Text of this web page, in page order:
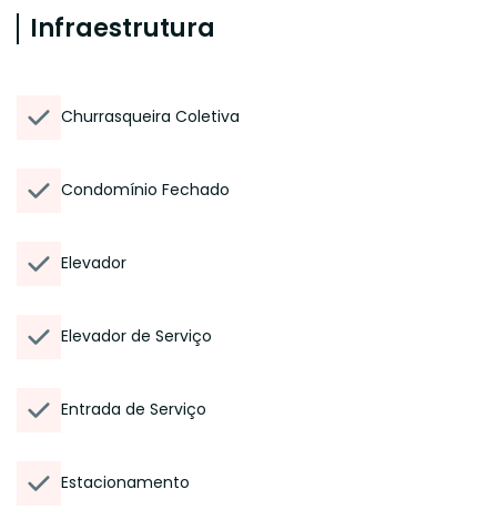
Infraestrutura
Churrasqueira Coletiva
Condomínio Fechado
Elevador
Elevador de Serviço
Entrada de Serviço
Estacionamento